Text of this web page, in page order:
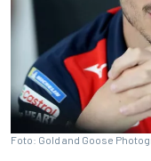
Foto: Gold and Goose